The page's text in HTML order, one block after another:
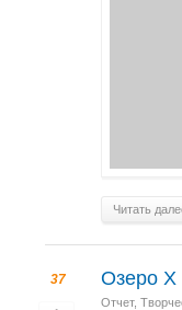
Читать
37 Озеро X
Отчет,